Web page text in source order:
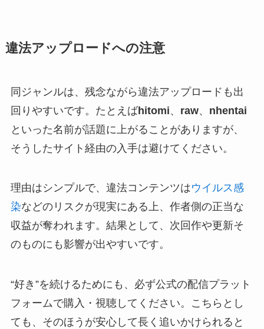
違法アップロードへの注意
同ジャンルは、残念ながら違法アップロードも出
回りやすいです。たとえばhitomi、 raw、 nhentai
といった名前が話題に上がることがありますが、
そうしたサイト経由の入手は避けてください。
理由はシンプルで、違法コンテンツはウイルス感
染などのリスクが現実にある上、作者側の正当な
収益が奪われます。結果として、次回作や更新そ
のものにも影響が出やすいです。
“好き”を続けるためにも、必ず公式の配信プラット
フォームで購入・視聴してください。こちらとし
ても、そのほうが安心して長く追いかけられると